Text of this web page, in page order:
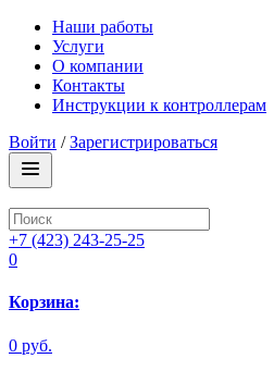
Наши работы
Услуги
О компании
Контакты
Инструкции к контроллерам
Войти /Зарегистрироваться
+7 (423) 243-25-25
0
Корзина:
0 руб.